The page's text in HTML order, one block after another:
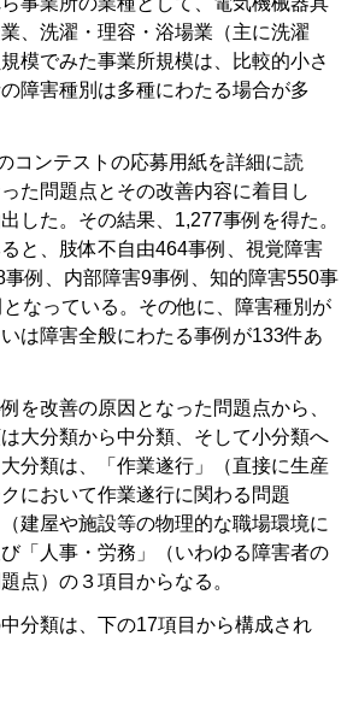
、洗濯・理容・浴場業（主に洗濯
模でみた事業所規模は、比較的小さ
障害種別は多種にわたる場合が多
コンテストの応募用紙を詳細に読
た問題点とその改善内容に着目し
した。その結果、1,277事例を得た。
と、肢体不自由464事例、視覚障害
例、内部障害9事例、知的障害550事
なっている。その他に、障害種別が
は障害全般にわたる事例が133件あ
を改善の原因となった問題点から、
大分類から中分類、そして小分類へ
分類は、「作業遂行」（直接に生産
において作業遂行に関わる問題
建屋や施設等の物理的な職場環境に
「人事・労務」（いわゆる障害者の
点）の３項目からなる。
分類は、下の17項目から構成され